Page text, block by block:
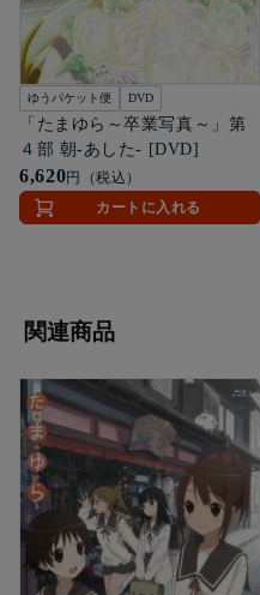
ゆうパケット便 DVD
「たまゆら～卒業写真～」第
４部 朝-あした- [DVD]
6,620円（税込）
カートに入れる
関連商品